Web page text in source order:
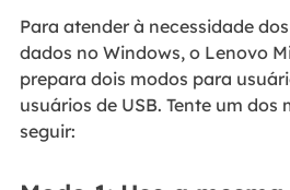
Para atender à necessidade
dados no Windows, o Lenovo
prepara dois modos para
usuários de USB. Tente um dos
seguir: